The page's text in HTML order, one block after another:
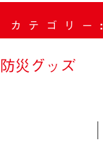
カテゴリー:
防災グッズ